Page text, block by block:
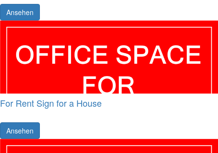
Ansehen
For Rent Sign for a House
Ansehen